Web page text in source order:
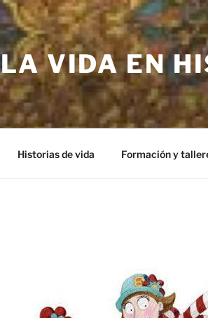
LA VIDA EN
Historias de vida Formación y